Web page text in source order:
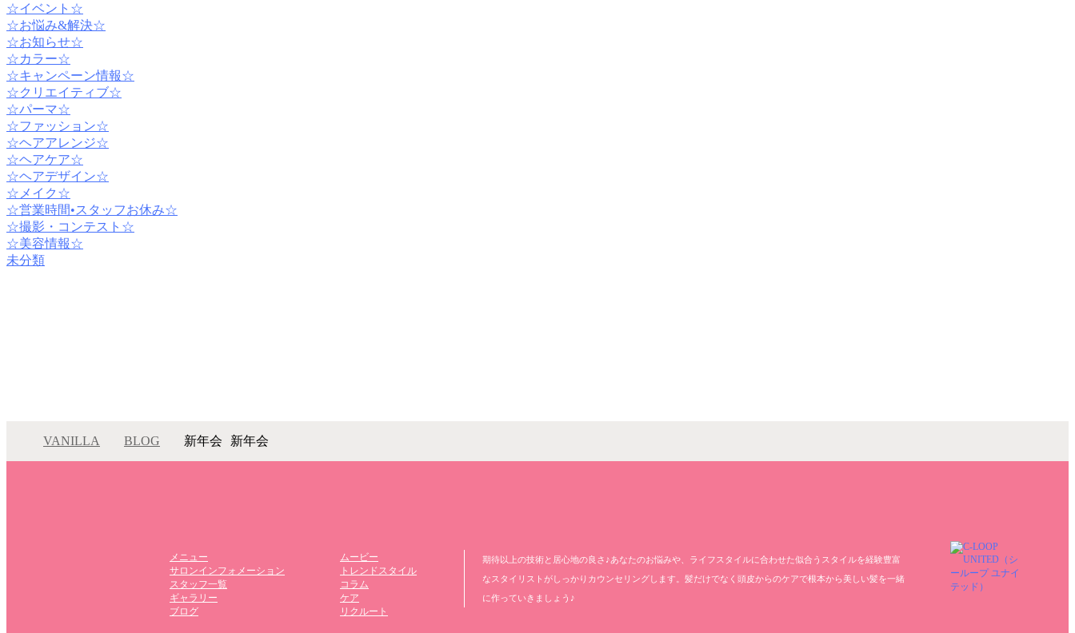
☆イベント☆
☆お悩み&解決☆
☆お知らせ☆
☆カラー☆
☆キャンペーン情報☆
☆クリエイティブ☆
☆パーマ☆
☆ファッション☆
☆ヘアアレンジ☆
☆ヘアケア☆
☆ヘアデザイン☆
☆メイク☆
☆営業時間•スタッフお休み☆
☆撮影・コンテスト☆
☆美容情報☆
未分類
VANILLA BLOG 新年会 新年会
メニュー
サロンインフォメーション
スタッフ一覧
ギャラリー
ブログ
ムービー
トレンドスタイル
コラム
ケア
リクルート
期待以上の技術と居心地の良さ♪あなたのお悩みや、ライフスタイルに合わせた似合うスタイルを経験豊富
なスタイリストがしっかりカウンセリングします。髪だけでなく頭皮からのケアで根本から美しい髪を一緒
に作っていきましょう♪